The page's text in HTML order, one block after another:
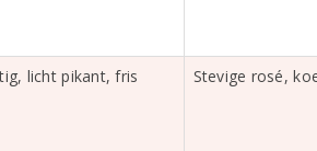
licht pikant, fris Stevige rosé,